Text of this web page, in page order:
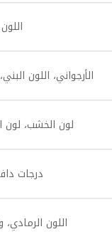
الأرجواني، اللون
لون الخشب، لون
درجات
اللون الرمادي،